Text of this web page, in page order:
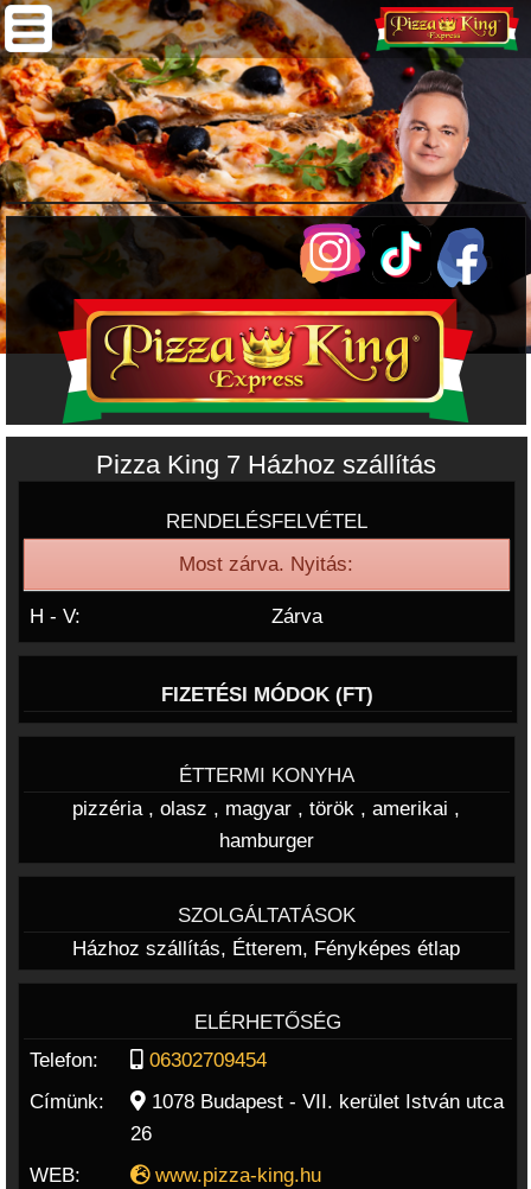
Pizza King 7 Házhoz szállítás
RENDELÉSFELVÉTEL
Most zárva. Nyitás:
H - V: Zárva
FIZETÉSI MÓDOK (FT)
ÉTTERMI KONYHA
pizzéria , olasz , magyar , török , amerikai ,
hamburger
SZOLGÁLTATÁSOK
Házhoz szállítás, Étterem, Fényképes étlap
ELÉRHETŐSÉG
Telefon:
06302709454
Címünk:
1078 Budapest - VII. kerület István utca
26
WEB:
www.pizza-king.hu